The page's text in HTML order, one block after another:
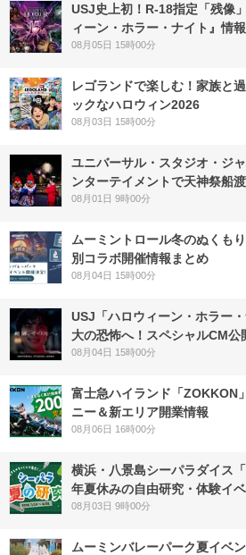
USJ史上初！R-18指定「残像
ィーン・ホラー・ナイト』情報
08月05日 15時00分
レゴランドで楽しむ！家族と
ックなハロウィン2026
08月03日 15時00分
ユニバーサル・スタジオ・ジ
ンターテイメントで天神祭船
08月01日 9時00分
ムーミントロール冬のぬくも
別コラボ開催情報まとめ
08月04日 15時00分
USJ「ハロウィーン・ホラー
大の恐怖へ！スペシャルCM公
08月04日 15時00分
富士急ハイランド「ZOKKON
ニー＆新エリア開業情報
08月06日 16時00分
横浜・八景島シーパラダイス
年夏休みの自由研究・体験イ
08月03日 9時00分
ムーミンバレーパーク夏イベ